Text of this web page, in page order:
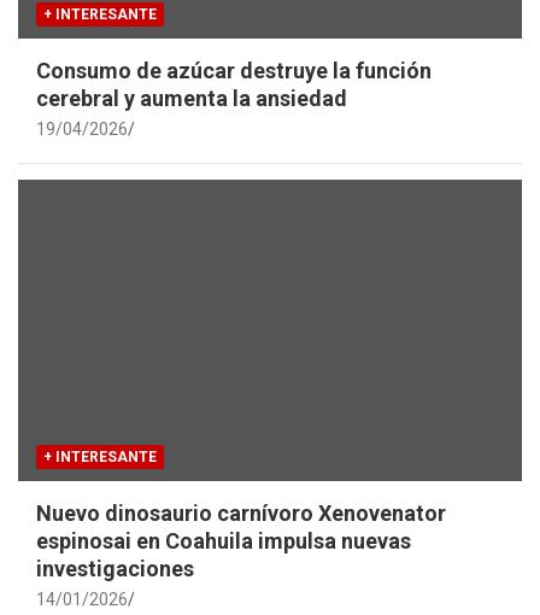
+ INTERESANTE
Consumo de azúcar destruye la función
cerebral y aumenta la ansiedad
19/04/2026
+ INTERESANTE
Nuevo dinosaurio carnívoro Xenovenator
espinosai en Coahuila impulsa nuevas
investigaciones
14/01/2026